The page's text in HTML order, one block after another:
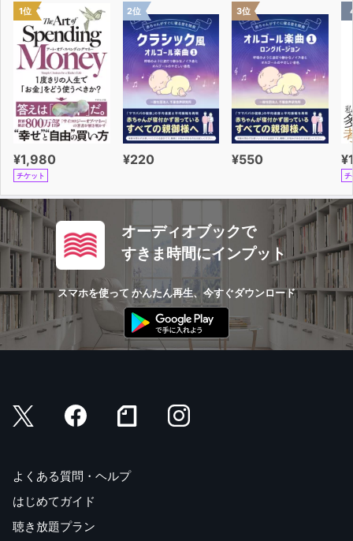
1位
¥1,980
チケット
2位
¥220
3位
¥550
チ
オーディオブックで
すきま時間にインプット
スマホを使って かんたん再生、今すぐダウンロード
よくある質問・ヘルプ
はじめてガイド
聴き放題プラン